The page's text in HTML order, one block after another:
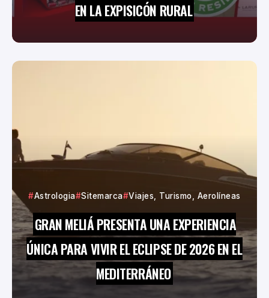
EN LA EXPISICÓN RURAL
Astrologia Sitemarca Viajes, Turismo, Aerolíneas
GRAN MELIÁ PRESENTA UNA EXPERIENCIA
ÚNICA PARA VIVIR EL ECLIPSE DE 2026 EN EL
MEDITERRÁNEO